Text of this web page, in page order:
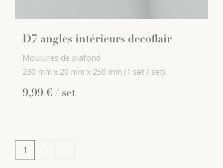
D7 angles intérieurs decoflair
Moulures de plafond
230 mm x 20 mm x 250 mm (1 set / set)
9,99 € / set
1